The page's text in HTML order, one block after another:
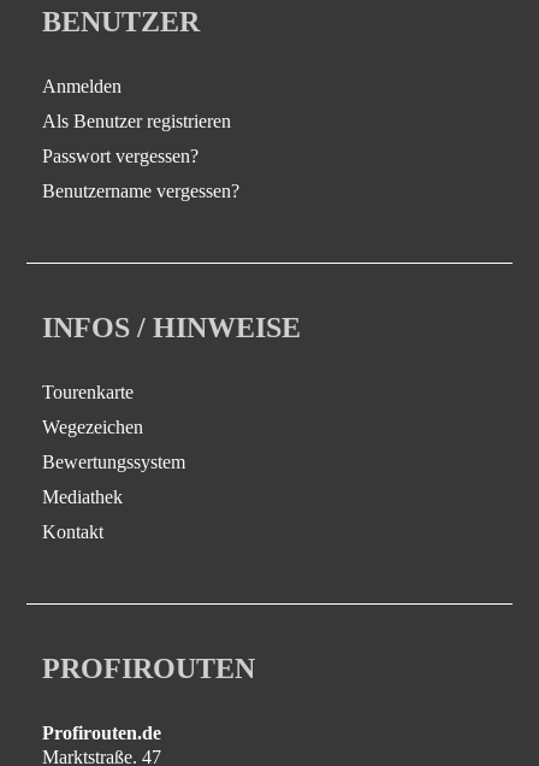
BENUTZER
Anmelden
Als Benutzer registrieren
Passwort vergessen?
Benutzername vergessen?
INFOS / HINWEISE
Tourenkarte
Wegezeichen
Bewertungssystem
Mediathek
Kontakt
PROFIROUTEN
Profirouten.de
Marktstraße. 47